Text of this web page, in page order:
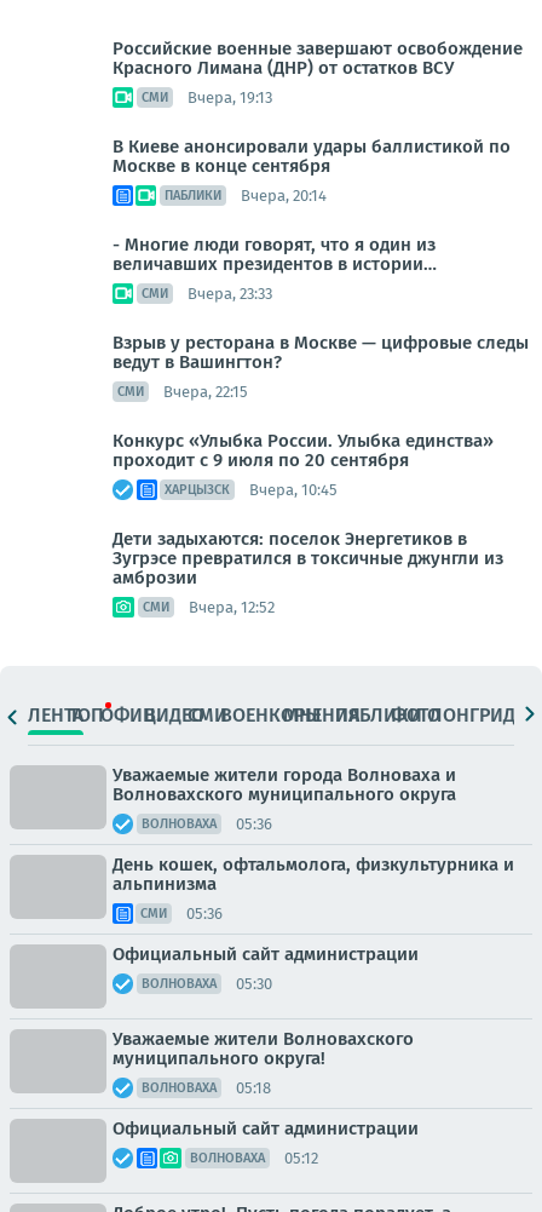
Российские военные завершают освобождение
Красного Лимана (ДНР) от остатков ВСУ
СМИ Вчера, 19:13
В Киеве анонсировали удары баллистикой по
Москве в конце сентября
ПАБЛИКИ Вчера, 20:14
- Многие люди говорят, что я один из
величавших президентов в истории…
СМИ Вчера, 23:33
Взрыв у ресторана в Москве — цифровые следы
ведут в Вашингтон?
СМИ Вчера, 22:15
Конкурс «Улыбка России. Улыбка единства»
проходит с 9 июля по 20 сентября
ХАРЦЫЗСК Вчера, 10:45
Дети задыхаются: поселок Энергетиков в
Зугрэсе превратился в токсичные джунгли из
амброзии
СМИ Вчера, 12:52
ЛЕНТАТОПОФИЦ.ВИДЕОСМИВОЕНКОРЫМНЕНИЯПАБЛИКИ
ФОТОЛОНГРИДЫ
Уважаемые жители города Волноваха и
Волновахского муниципального округа
ВОЛНОВАХА 05:36
День кошек, офтальмолога, физкультурника и
альпинизма
СМИ 05:36
Официальный сайт администрации
ВОЛНОВАХА 05:30
Уважаемые жители Волновахского
муниципального округа!
ВОЛНОВАХА 05:18
Официальный сайт администрации
ВОЛНОВАХА 05:12